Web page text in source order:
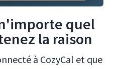
quel
la raison
à CozyCal et que